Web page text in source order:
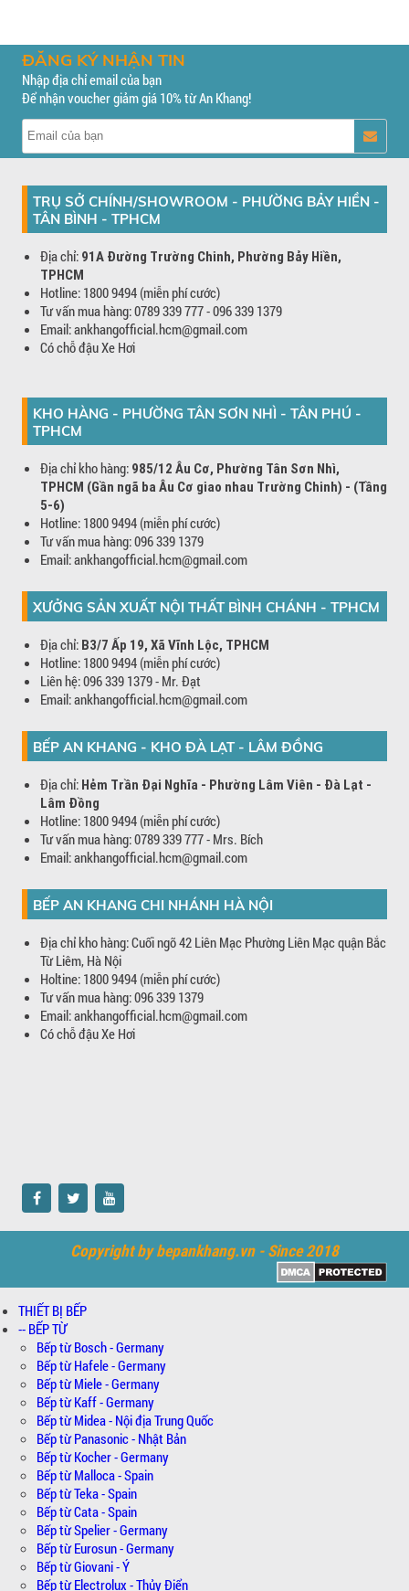
ĐĂNG KÝ NHẬN TIN
Nhập địa chỉ email của bạn
Để nhận voucher giảm giá 10% từ An Khang!
TRỤ SỞ CHÍNH/SHOWROOM - PHƯỜNG BẢY HIỀN -
TÂN BÌNH - TPHCM
Địa chỉ: 91A Đường Trường Chinh, Phường Bảy Hiền,
TPHCM
Hotline: 1800 9494 (miễn phí cước)
Tư vấn mua hàng: 0789 339 777 - 096 339 1379
Email: ankhangofficial.hcm@gmail.com
Có chỗ đậu Xe Hơi
KHO HÀNG - PHƯỜNG TÂN SƠN NHÌ - TÂN PHÚ -
TPHCM
Địa chỉ kho hàng: 985/12 Âu Cơ, Phường Tân Sơn Nhì,
TPHCM (Gần ngã ba Âu Cơ giao nhau Trường Chinh) - (Tầng
5-6)
Hotline: 1800 9494 (miễn phí cước)
Tư vấn mua hàng: 096 339 1379
Email: ankhangofficial.hcm@gmail.com
XƯỞNG SẢN XUẤT NỘI THẤT BÌNH CHÁNH - TPHCM
Địa chỉ: B3/7 Ấp 19, Xã Vĩnh Lộc, TPHCM
Hotline: 1800 9494 (miễn phí cước)
Liên hệ: 096 339 1379 - Mr. Đạt
Email: ankhangofficial.hcm@gmail.com
BẾP AN KHANG - KHO ĐÀ LẠT - LÂM ĐỒNG
Địa chỉ: Hẻm Trần Đại Nghĩa - Phường Lâm Viên - Đà Lạt -
Lâm Đồng
Hotline: 1800 9494 (miễn phí cước)
Tư vấn mua hàng: 0789 339 777 - Mrs. Bích
Email: ankhangofficial.hcm@gmail.com
BẾP AN KHANG CHI NHÁNH HÀ NỘI
Địa chỉ kho hàng: Cuối ngõ 42 Liên Mạc Phường Liên Mạc quận Bắc
Từ Liêm, Hà Nội
Holtine: 1800 9494 (miễn phí cước)
Tư vấn mua hàng: 096 339 1379
Email: ankhangofficial.hcm@gmail.com
Có chỗ đậu Xe Hơi
Copyright by bepankhang.vn - Since 2018
THIẾT BỊ BẾP
-- BẾP TỪ
Bếp từ Bosch - Germany
Bếp từ Hafele - Germany
Bếp từ Miele - Germany
Bếp từ Kaff - Germany
Bếp từ Midea - Nội địa Trung Quốc
Bếp từ Panasonic - Nhật Bản
Bếp từ Kocher - Germany
Bếp từ Malloca - Spain
Bếp từ Teka - Spain
Bếp từ Cata - Spain
Bếp từ Spelier - Germany
Bếp từ Eurosun - Germany
Bếp từ Giovani - Ý
Bếp từ Electrolux - Thủy Điển